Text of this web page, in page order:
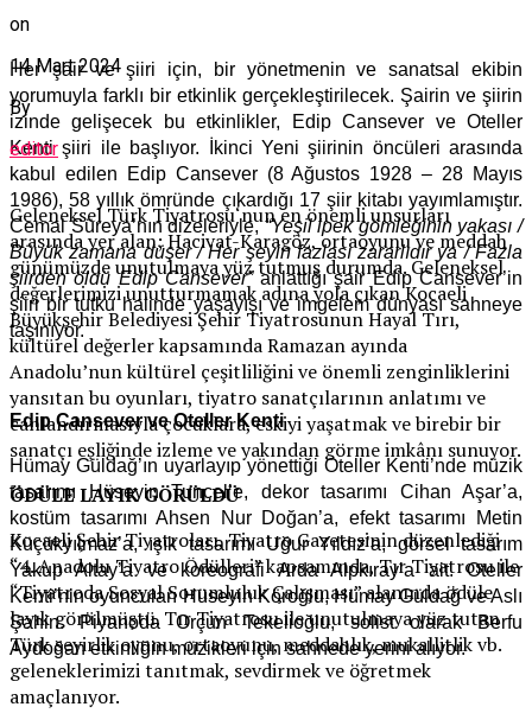
Her şair ve şiiri için, bir yönetmenin ve sanatsal ekibin
yorumuyla farklı bir etkinlik gerçekleştirilecek. Şairin ve şiirin
izinde gelişecek bu etkinlikler, Edip Cansever ve Oteller
Kenti şiiri ile başlıyor. İkinci Yeni şiirinin öncüleri arasında
kabul edilen Edip Cansever (8 Ağustos 1928 – 28 Mayıs
1986), 58 yıllık ömründe çıkardığı 17 şiir kitabı yayımlamıştır.
Cemal Süreya’nın dizeleriyle,“Yeşil ipek gömleğinin yakası /
Büyük zamana düşer / Her şeyin fazlası zararlıdır ya / Fazla
şiirden öldü Edip Cansever”anlattığı şair Edip Cansever’in
şiiri bir tutku halinde yaşayışı ve imgelem dünyası sahneye
taşınıyor.
Edip Cansever ve Oteller Kenti
Hümay Güldağ’ın uyarlayıp yönettiği Oteller Kenti’nde müzik
tasarımı Hüseyin Tuncel’e, dekor tasarımı Cihan Aşar’a,
kostüm tasarımı Ahsen Nur Doğan’a, efekt tasarımı Metin
Küçükyılmaz’a, ışık tasarımı Uğur Yıldız’a, görsel tasarım
Yakup Altay’a ve koreografi Arda Alpkıray’a ait. Oteller
Kenti’nin oyuncuları Hüseyin Köroğlu, Hümay Güldağ ve Aslı
Şahin. Piyanoda Orçun Tekelioğlu, solist olarak Berfu
Aydoğan etkinliğin müzikleri için sahnede yerini alıyor.
on
14 Mart 2024
By
editor
Geleneksel Türk Tiyatrosu‘nun en önemli unsurları
arasında yer alan; Hacivat-Karagöz, ortaoyunu ve meddah
günümüzde unutulmaya yüz tutmuş durumda. Geleneksel
değerlerimizi unutturmamak adına yola çıkan Kocaeli
Büyükşehir Belediyesi Şehir Tiyatrosunun Hayal Tırı,
kültürel değerler kapsamında Ramazan ayında
Anadolu’nun kültürel çeşitliliğini ve önemli zenginliklerini
yansıtan bu oyunları, tiyatro sanatçılarının anlatımı ve
canlandırmasıyla çocuklara, eskiyi yaşatmak ve birebir bir
sanatçı eşliğinde izleme ve yakından görme imkânı sunuyor.
ÖDÜLE LAYIK GÖRÜLDÜ
Kocaeli Şehir Tiyatroları, Tiyatro Gazetesinin düzenlediği
“4. Anadolu Tiyatro Ödülleri” kapsamında, Tır Tiyatrosu ile
“Tiyatroda Sosyal Sorumluluk Çalışması” alanında ödüle
layık görülmüştü. Tır Tiyatrosu ile unutulmaya yüz tutan
Türk seyirlik oyunu, ortaoyunu, meddahlık, mukallitlik vb.
geleneklerimizi tanıtmak, sevdirmek ve öğretmek
amaçlanıyor.